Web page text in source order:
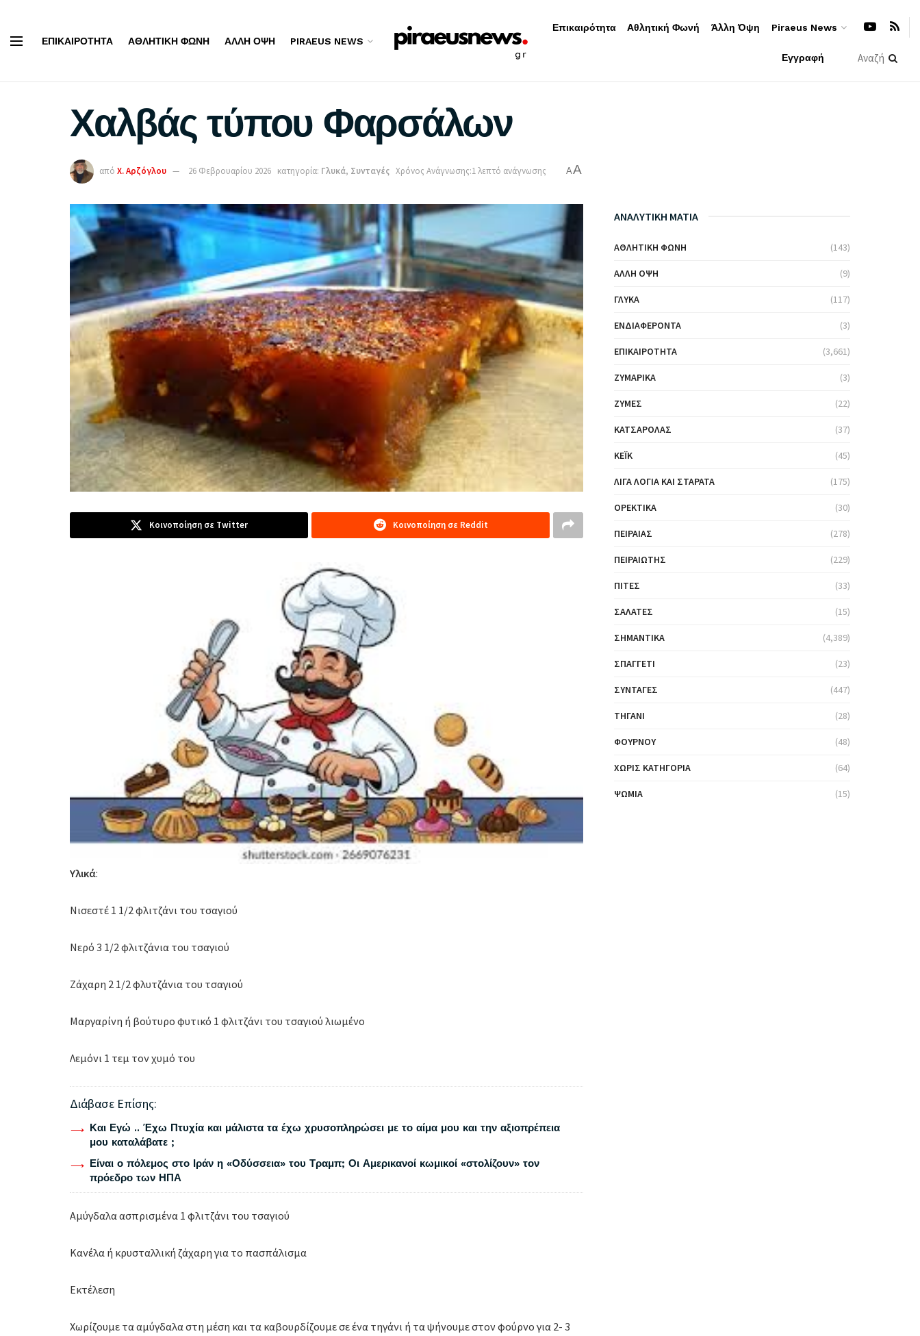
ΕΠΙΚΑΙΡΌΤΗΤΑ ΑΘΛΗΤΙΚΉ ΦΩΝΉ ΆΛΛΗ ΌΨΗ PIRAEUS NEWS
Επικαιρότητα Αθλητική Φωνή Άλλη Όψη Piraeus News
Εγγραφή
Χαλβάς τύπου Φαρσάλων
από Χ. Αρζόγλου 26 Φεβρουαρίου 2026 κατηγορία: Γλυκά, Συνταγές Χρόνος Ανάγνωσης:1 λεπτό ανάγνωσης AA
Κοινοποίηση σε Twitter Κοινοποίηση σε Reddit
Υλικά:
Νισεστέ 1 1/2 φλιτζάνι του τσαγιού
Νερό 3 1/2 φλιτζάνια του τσαγιού
Ζάχαρη 2 1/2 φλυτζάνια του τσαγιού
Μαργαρίνη ή βούτυρο φυτικό 1 φλιτζάνι του τσαγιού λιωμένο
Λεμόνι 1 τεμ τον χυμό του
Διάβασε Επίσης:
Και Εγώ .. Έχω Πτυχία και μάλιστα τα έχω χρυσοπληρώσει με το αίμα μου και την αξιοπρέπεια
μου καταλάβατε ;
Είναι ο πόλεμος στο Ιράν η «Οδύσσεια» του Τραμπ; Οι Αμερικανοί κωμικοί «στολίζουν» τον
πρόεδρο των ΗΠΑ
Αμύγδαλα ασπρισμένα 1 φλιτζάνι του τσαγιού
Κανέλα ή κρυσταλλική ζάχαρη για το πασπάλισμα
Εκτέλεση
Χωρίζουμε τα αμύγδαλα στη μέση και τα καβουρδίζουμε σε ένα τηγάνι ή τα ψήνουμε στον φούρνο για 2- 3
ΑΝΑΛΥΤΙΚΗ ΜΑΤΙΑ
ΑΘΛΗΤΙΚΉ ΦΩΝΉ (143)
ΆΛΛΗ ΌΨΗ (9)
ΓΛΥΚΆ (117)
ΕΝΔΙΑΦΈΡΟΝΤΑ (3)
ΕΠΙΚΑΙΡΌΤΗΤΑ (3,661)
ΖΥΜΑΡΙΚΆ (3)
ΖΎΜΕΣ (22)
ΚΑΤΣΑΡΌΛΑΣ (37)
ΚΈΙΚ (45)
ΛΊΓΑ ΛΌΓΙΑ ΚΑΙ ΣΤΑΡΆΤΑ (175)
ΟΡΕΚΤΙΚΆ (30)
ΠΕΙΡΑΙΆΣ (278)
ΠΕΙΡΑΙΏΤΗΣ (229)
ΠΊΤΕΣ (33)
ΣΑΛΆΤΕΣ (15)
ΣΗΜΑΝΤΙΚΆ (4,389)
ΣΠΑΓΓΈΤΙ (23)
ΣΥΝΤΑΓΈΣ (447)
ΤΗΓΆΝΙ (28)
ΦΟΎΡΝΟΥ (48)
ΧΩΡΊΣ ΚΑΤΗΓΟΡΊΑ (64)
ΨΩΜΙΆ (15)